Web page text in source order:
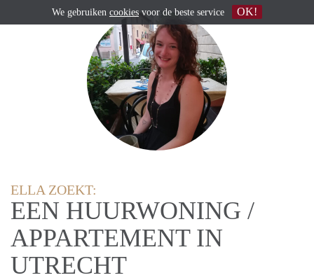
ELLA ZOEKT:
EEN HUURWONING /
APPARTEMENT IN
UTRECHT
We gebruiken cookies voor de beste service OK!